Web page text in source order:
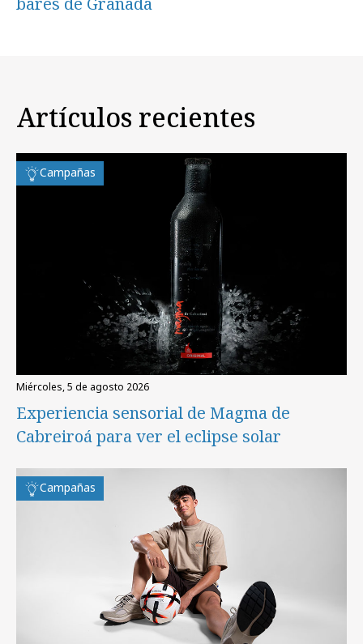
Artículos recientes
Campañas
miércoles, 5 de agosto 2026
Experiencia sensorial de Magma de
Cabreiroá para ver el eclipse solar
Campañas